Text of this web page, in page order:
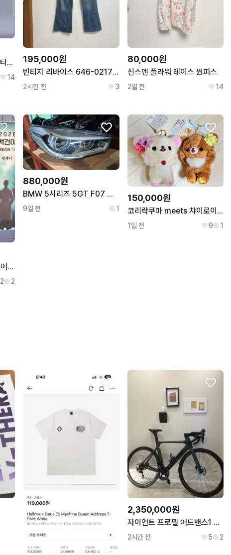
미개봉 핫토이 레이 Do 스타워즈 mms559
14
195,000원
빈티지 리바이스 646-0217 벨바텀 데님팬츠
2시간 전 3
80,000원
신스덴 플라워 레이스 원피스
2일 전 14
2026 백건아 세계사 시니어 n제 판매
2 2
880,000원
BMW 5시리즈 5GT F07 후기형 풀 LED 중고 조수석 헤드라이트
9일 전 1
150,000원
코리락쿠마 meets 챠이로이코구마 2018 마루이 팝업 한정 가오가오 누이 세트
1일 전 9 1
2,350,000원
자이언트 프로펠 어드밴스1 21년식 판/대 (써론선호)
2시간 전 5 2